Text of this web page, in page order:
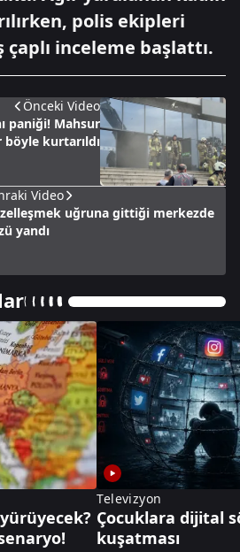
polis ekipleri
inceleme başlattı.
Önceki Video
paniği! Mahsur
böyle kurtarıldı
Video
uğruna gittiği merkezde
yandı
yürüyecek?
Televizyon
Çocuklara dijital
kuşatması